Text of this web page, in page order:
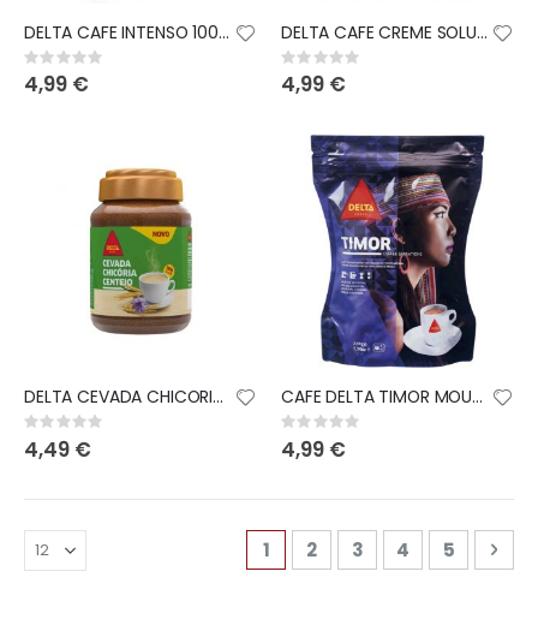
DELTA CAFE INTENSO 100GR
Rating:
0%
4,99 €
DELTA CAFE CREME SOLUVEL 80GR
Rating:
0%
4,99 €
DELTA CEVADA CHICORIA CENTEIO 200GR
Rating:
0%
4,49 €
CAFE DELTA TIMOR MOULU 220GR
Rating:
0%
4,99 €
Page
You're currently reading
1 Page
2 Page
3 Page
4 Page
5